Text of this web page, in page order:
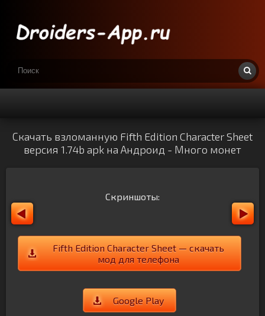
Скачать взломанную Fifth Edition Character Sheet
версия 1.74b apk на Андроид - Много монет
Скриншоты:
Fifth Edition Character Sheet — скачать
мод для телефона
Google Play